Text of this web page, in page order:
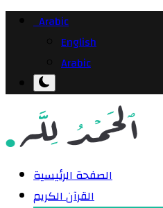
Arabic
English
Arabic
الصفحة الرئيسية
القرآن الكريم